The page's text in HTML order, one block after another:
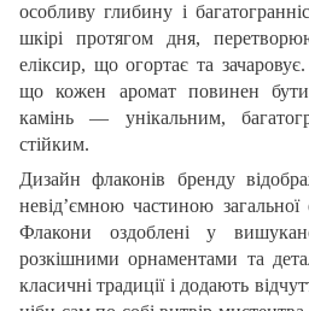
особливу глибину і
шкірі протягом дня,
еліксир, що огортає та
що кожен аромат повинен
камінь — унікальним,
стійким.
Дизайн флаконів бренду
невід’ємною частиною
Флакони оздоблені у
розкішними орнаментами та
класичні традиції і додають